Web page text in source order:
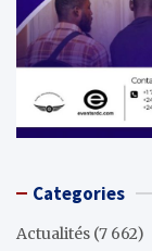
Categories
Actualités (7 662)